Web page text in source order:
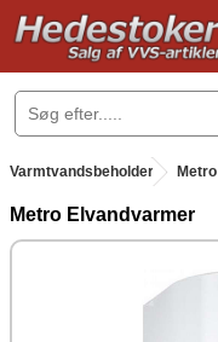
.
Varmtvandsbeholder . Metro
Metro Elvandvarmer